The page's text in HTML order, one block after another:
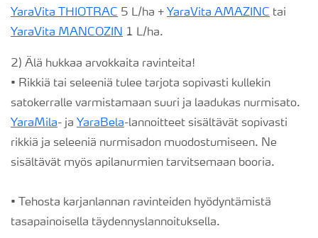
YaraVita THIOTRAC 5 L/ha + YaraVita AMAZINC tai
YaraVita MANCOZIN 1 L/ha.
2) Älä hukkaa arvokkaita ravinteita!
• Rikkiä tai seleeniä tulee tarjota sopivasti kullekin
satokerralle varmistamaan suuri ja laadukas nurmisato.
YaraMila- ja YaraBela-lannoitteet sisältävät sopivasti
rikkiä ja seleeniä nurmisadon muodostumiseen. Ne
sisältävät myös apilanurmien tarvitsemaan booria.
• Tehosta karjanlannan ravinteiden hyödyntämistä
tasapainoisella täydennyslannoituksella.